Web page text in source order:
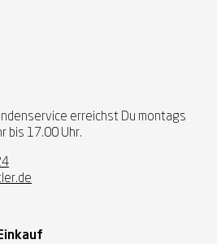
erreichst Du montags
bis 17.00 Uhr.